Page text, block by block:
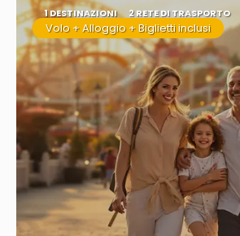
1 DESTINAZIONI 2 RETE DI TRASPORTO
Volo + Alloggio + Biglietti inclusi